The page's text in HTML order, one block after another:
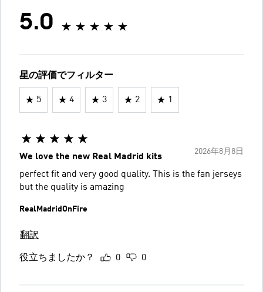
5.0
星の評価でフィルター
5 4 3 2 1
2026年8月8日
We love the new Real Madrid kits
perfect fit and very good quality. This is the fan jerseys
but the quality is amazing
RealMadridOnFire
翻訳
役立ちましたか？ 0 0